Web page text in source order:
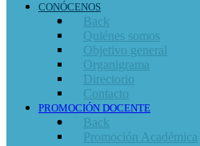
CONÓCENOS
Back
Quiénes somos
Objetivo general
Organigrama
Directorio
Contacto
PROMOCIÓN DOCENTE
Back
Promoción Académica